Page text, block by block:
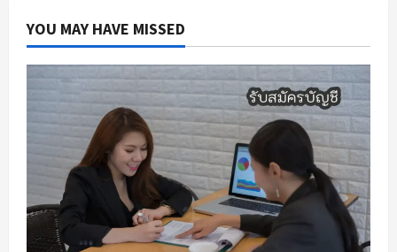
YOU MAY HAVE MISSED